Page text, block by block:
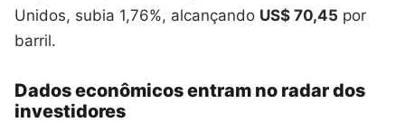
Unidos, subia 1,76%, alcançando US$ 70,45 por
barril.
Dados econômicos entram no radar dos
investidores